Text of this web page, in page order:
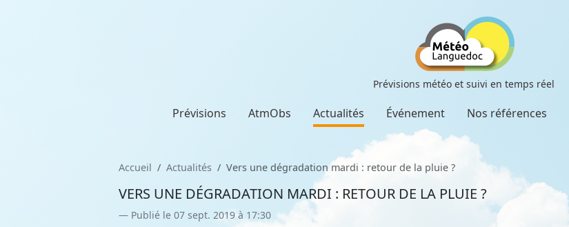
Prévisions météo et suivi en temps réel
Prévisions AtmObs Actualités Événement Nos références
Accueil Actualités Vers une dégradation mardi : retour de la pluie ?
VERS UNE DÉGRADATION MARDI : RETOUR DE LA PLUIE ?
Publié le 07 sept. 2019 à 17:30